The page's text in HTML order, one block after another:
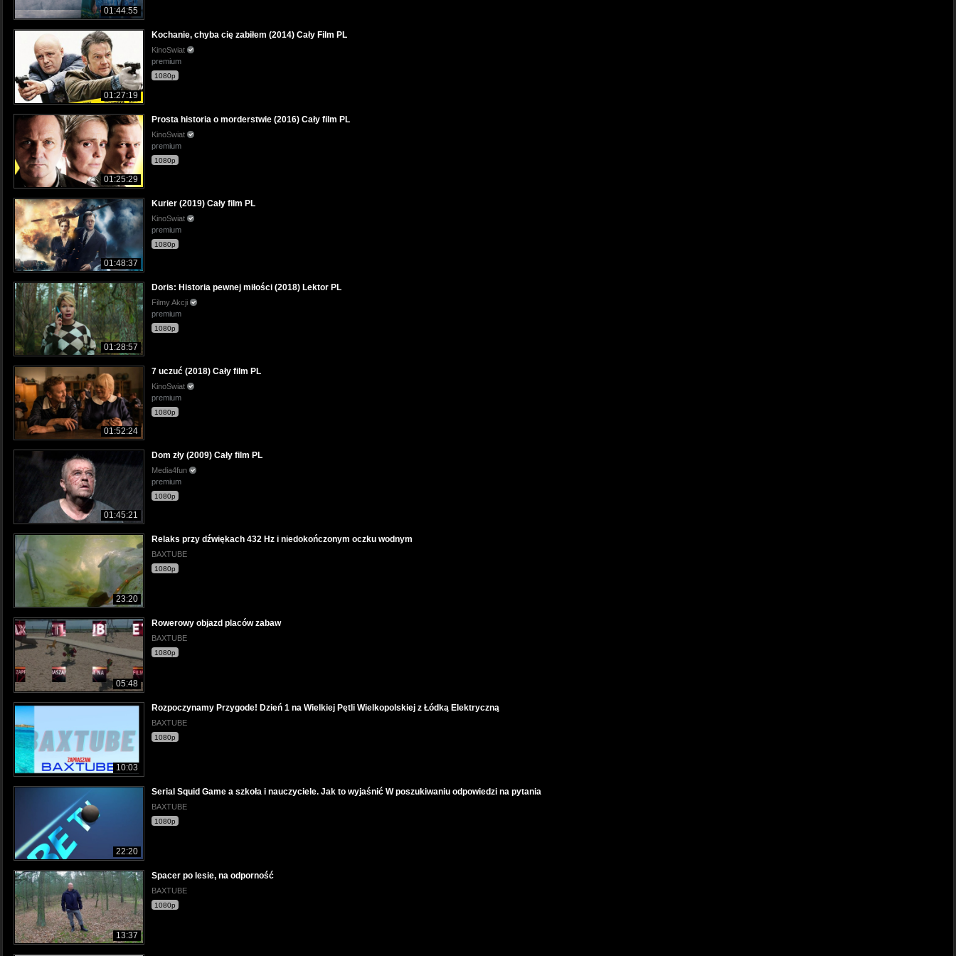
01:44:55
01:27:19
Kochanie, chyba cię zabiłem (2014) Cały Film PL
KinoSwiat
premium
1080p
01:25:29
Prosta historia o morderstwie (2016) Cały film PL
KinoSwiat
premium
1080p
01:48:37
Kurier (2019) Cały film PL
KinoSwiat
premium
1080p
01:28:57
Doris: Historia pewnej miłości (2018) Lektor PL
Filmy Akcji
premium
1080p
01:52:24
7 uczuć (2018) Cały film PL
KinoSwiat
premium
1080p
01:45:21
Dom zły (2009) Cały film PL
Media4fun
premium
1080p
23:20
Relaks przy dźwiękach 432 Hz i niedokończonym oczku wodnym
BAXTUBE
1080p
05:48
Rowerowy objazd placów zabaw
BAXTUBE
1080p
10:03
Rozpoczynamy Przygode! Dzień 1 na Wielkiej Pętli Wielkopolskiej z Łódką Elektryczną
BAXTUBE
1080p
22:20
Serial Squid Game a szkoła i nauczyciele. Jak to wyjaśnić W poszukiwaniu odpowiedzi na pytania
BAXTUBE
1080p
13:37
Spacer po lesie, na odporność
BAXTUBE
1080p